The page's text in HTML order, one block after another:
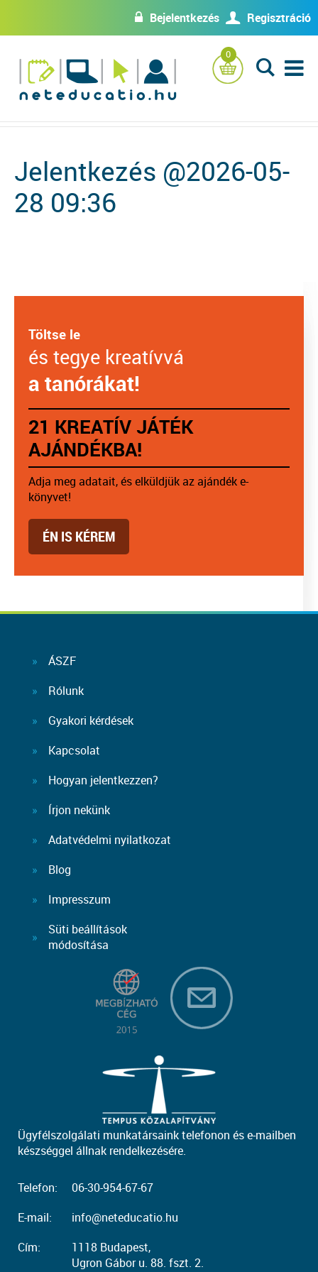
w Bejelentkezés U Regisztráció
0
L
Jelentkezés @2026-05-
28 09:36
Töltse le
és tegye kreatívvá
a tanórákat!
21 KREATÍV JÁTÉK
AJÁNDÉKBA!
Adja meg adatait, és elküldjük az ajándék e-
könyvet!
ÉN IS KÉREM
ÁSZF
Rólunk
Gyakori kérdések
Kapcsolat
Hogyan jelentkezzen?
Írjon nekünk
Adatvédelmi nyilatkozat
Blog
Impresszum
Süti beállítások
módosítása
Ügyfélszolgálati munkatársaink telefonon és e-mailben
készséggel állnak rendelkezésére.
Telefon:
06-30-954-67-67
E-mail:
info@neteducatio.hu
Cím:
1118 Budapest,
Ugron Gábor u. 88. fszt. 2.